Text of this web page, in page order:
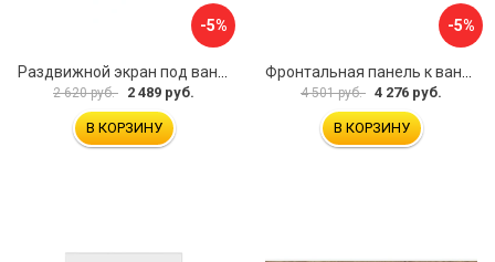
-5%
2 620 руб. 2 489 руб.
В КОРЗИНУ
-5%
4 501 руб. 4 276 руб.
В КОРЗИНУ